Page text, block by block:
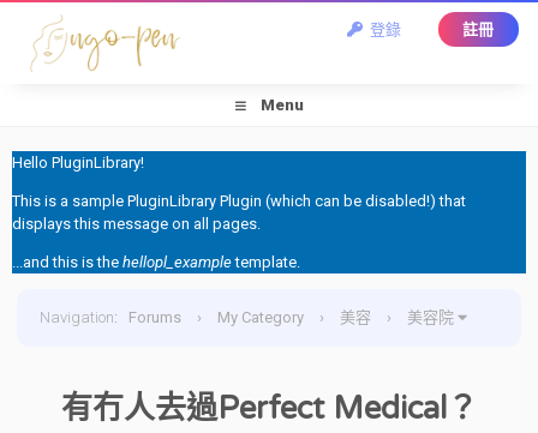
登錄 註冊
Menu
Hello PluginLibrary!
This is a sample PluginLibrary Plugin (which can be disabled!) that
displays this message on all pages.
...and this is the hellopl_exampletemplate.
Navigation: Forums › My Category › 美容 › 美容院
有冇人去過Perfect Medical？